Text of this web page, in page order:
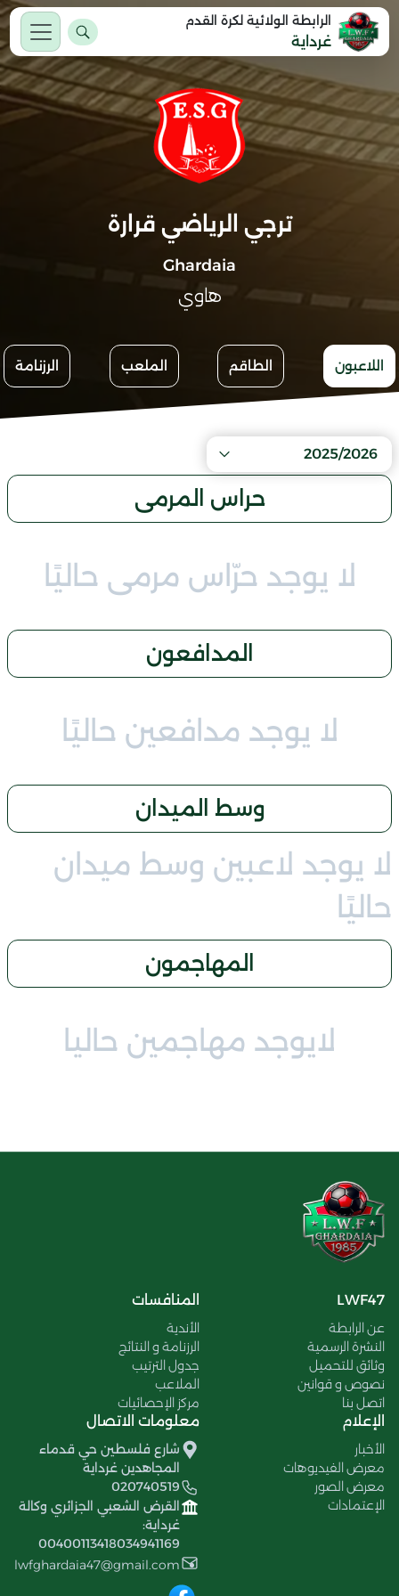
الرابطة الولائية لكرة القدم
غرداية
ترجي الرياضي قرارة
Ghardaia
هاوي
اللاعبون الطاقم الملعب الرزنامة
2025/2026
حراس المرمى
لا يوجد حرّاس مرمى حاليًا
المدافعون
لا يوجد مدافعين حاليًا
وسط الميدان
لا يوجد لاعبين وسط ميدان
حاليًا
المهاجمون
لايوجد مهاجمين حاليا
LWF47
عن الرابطة
النشرة الرسمية
وثائق للتحميل
نصوص و قوانين
اتصل بنا
المنافسات
الأندية
الرزنامة و النتائج
جدول الترتيب
الملاعب
مركز الإحصائيات
الإعلام
الأخبار
معرض الفيديوهات
معرض الصور
الإعتمادات
معلومات الاتصال
شارع فلسطين حي قدماء
المجاهدين غرداية
020740519
القرض الشعبي الجزائري وكالة
غرداية:
00400113418034941169
lwfghardaia47@gmail.com